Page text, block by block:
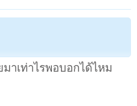
าเท่าไรพอบอกได้ไหม